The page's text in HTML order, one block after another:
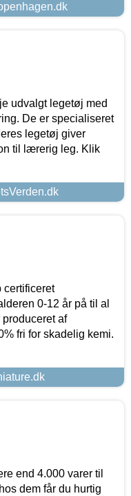
udvalgt legetøj med
De er specialiseret
legetøj giver
til lærerig leg. Klik
certificeret
0-12 år på til al
af
fri for skadelig kemi.
end 4.000 varer til
dem får du hurtig